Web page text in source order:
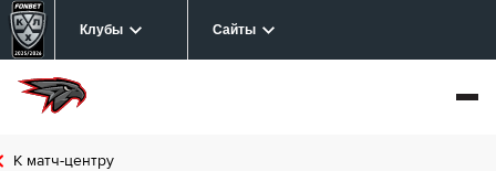
Клубы Сайты
К матч-центру